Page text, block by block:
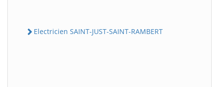
Electricien SAINT-JUST-SAINT-RAMBERT